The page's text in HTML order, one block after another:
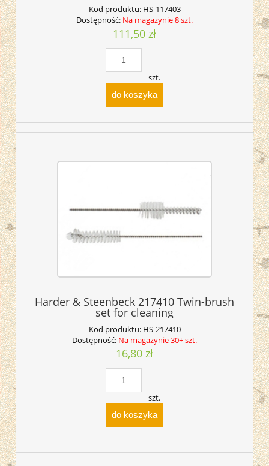
Kod produktu: HS-117403
Dostępność: Na magazynie 8 szt.
111,50 zł
szt.
do koszyka
Harder & Steenbeck 217410 Twin-brush
set for cleaning
Kod produktu: HS-217410
Dostępność: Na magazynie 30+ szt.
16,80 zł
szt.
do koszyka